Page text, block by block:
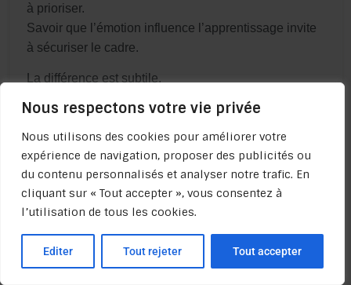
Nous respectons votre vie privée
Nous utilisons des cookies pour améliorer votre
expérience de navigation, proposer des publicités ou
du contenu personnalisés et analyser notre trafic. En
cliquant sur « Tout accepter », vous consentez à
l’utilisation de tous les cookies.
Editer Tout rejeter Tout accepter
à prioriser.
Savoir que l’émotion influence l’apprentissage invite
à sécuriser le cadre.
La différence est subtile.
Une boussole l’affine.
Les neurosciences ne remplacent pas l’enseignant.
Elles affinent son regard.
qui fait avancer.
C’est la manière de conduire.